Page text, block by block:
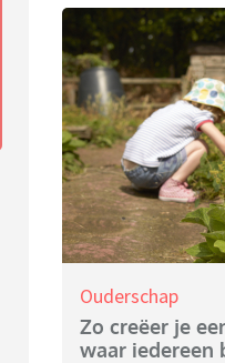
Ouderschap
Zo creëer je
waar